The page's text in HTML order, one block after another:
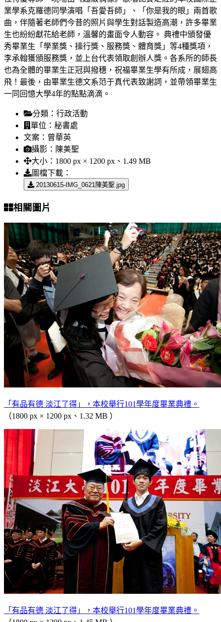
業學系克羅德同學演唱「吾愛吾師」、「你是我的眼」兩首歌
曲，伴隨著老師們今昔的照片與學生對話製造高潮，許多畢業
生也紛紛獻花給老師，溫馨的畫面令人動容。 典禮中頒發優
秀畢業生「學業獎、操行獎、服務獎、體育獎」等4種獎項，
李承翰獲頒服務獎，並上台代表領取創辦人獎。各系所的師長
也為全體的畢業生正冠與撥穗，祝福畢業生學有所成，展翅高
飛！最後，由畢業生德文系范于真代表致謝詞，並帶領畢業生
一同回憶大學4年的點點滴滴。
分類： 行政活動
單位： 秘書處
文案： 曾華英
攝影： 陳美聖
大小： 1800 px × 1200 px、1.49 MB
圖檔下載：
20130615-IMG_0621陳美聖.jpg
相關圖片
「有品有德 淡江了得」，本校舉行101學年度畢業典禮。
（1800 px × 1200 px、1.32 MB ）
「有品有德 淡江了得」，本校舉行101學年度畢業典禮。